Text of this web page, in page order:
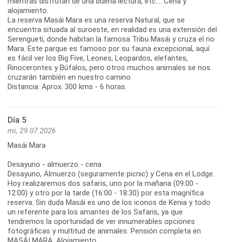
alojamiento.
La reserva Masái Mara es una reserva Natural, que se
encuentra situada al suroeste, en realidad es una extensión del
Serengueti, donde habitan la famosa Tribu Masái y cruza el rio
Mara. Este parque es famoso por su fauna excepcional, aquí
es fácil ver los Big Five, Leones, Leopardos, elefantes,
Rinocerontes y Búfalos, pero otros muchos animales se nos
cruzarán también en nuestro camino.
Distancia: Aprox. 300 kms - 6 horas.
Día 5
mi, 29.07.2026
Masái Mara
Desayuno - almuerzo - cena
Desayuno, Almuerzo (seguramente picnic) y Cena en el Lodge.
Hoy realizaremos dos safaris, uno por la mañana (09:00 -
12:00) y otro por la tarde (16:00 - 18:30) por esta magnífica
reserva. Sin duda Masái es uno de los iconos de Kenia y todo
un referente para los amantes de los Safaris, ya que
tendremos la oportunidad de ver innumerables opciones
fotográficas y multitud de animales. Pensión completa en